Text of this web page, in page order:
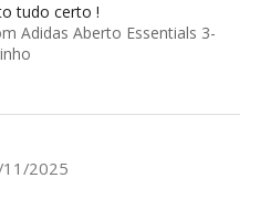
tudo certo !
Adidas Aberto Essentials 3-
2025